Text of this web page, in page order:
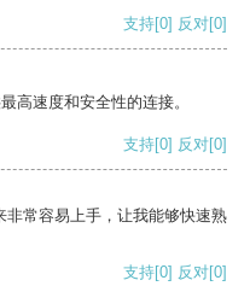
支持[0] 反对[0]
高速度和安全性的连接。
支持[0] 反对[0]
常容易上手，让我能够快速熟
支持[0] 反对[0]